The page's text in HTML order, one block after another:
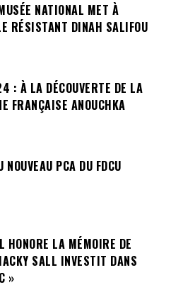
NATIONAL MET À
RÉSISTANT DINAH SALIFOU
: À LA DÉCOUVERTE DE LA
FRANÇAISE ANOUCHKA
NOUVEAU PCA DU FDCU
HONORE LA MÉMOIRE DE
SALL INVESTIT DANS
»